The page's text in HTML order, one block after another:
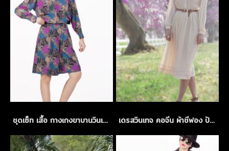
ชุดเซ็ท เสื้อ กางเกงขาบานวินเทจ เดรสวินเทจ คอจีน ผ้าชีฟอง ปักลายฉลุสีครีม